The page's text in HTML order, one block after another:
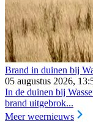
Brand in duinen bij
05 augustus 2026,
In de duinen bij
brand uitgebrok...
Meer weernieuws